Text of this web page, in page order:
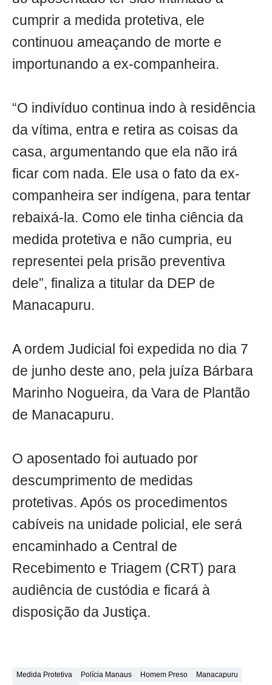
cumprir a medida protetiva, ele
continuou ameaçando de morte e
importunando a ex-companheira.
“O indivíduo continua indo à residência
da vítima, entra e retira as coisas da
casa, argumentando que ela não irá
ficar com nada. Ele usa o fato da ex-
companheira ser indígena, para tentar
rebaixá-la. Como ele tinha ciência da
medida protetiva e não cumpria, eu
representei pela prisão preventiva
dele”, finaliza a titular da DEP de
Manacapuru.
A ordem Judicial foi expedida no dia 7
de junho deste ano, pela juíza Bárbara
Marinho Nogueira, da Vara de Plantão
de Manacapuru.
O aposentado foi autuado por
descumprimento de medidas
protetivas. Após os procedimentos
cabíveis na unidade policial, ele será
encaminhado a Central de
Recebimento e Triagem (CRT) para
audiência de custódia e ficará à
disposição da Justiça.
Medida Protetiva Polícia Manaus Homem Preso
Manacapuru